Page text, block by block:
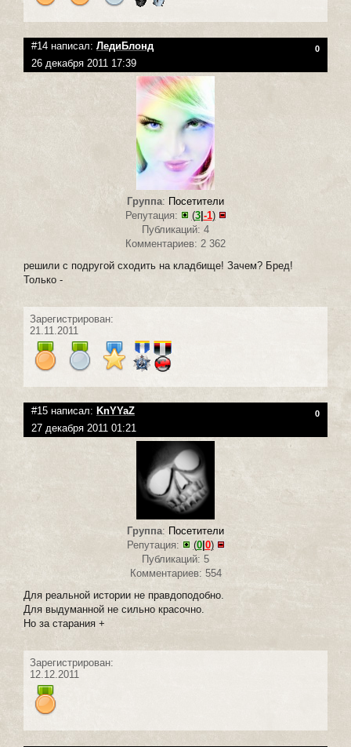
#14 написал: ЛедиБлонд 0
26 декабря 2011 17:39
Группа: Посетители
Репутация:
(3| -1)
Публикаций: 4
Комментариев: 2 362
решили с подругой сходить на кладбище! Зачем? Бред!
Только -
Зарегистрирован:
21.11.2011
#15 написал: KnYYaZ 0
27 декабря 2011 01:21
Группа: Посетители
Репутация:
(0| 0)
Публикаций: 5
Комментариев: 554
Для реальной истории не правдоподобно.
Для выдуманной не сильно красочно.
Но за старания +
Зарегистрирован:
12.12.2011